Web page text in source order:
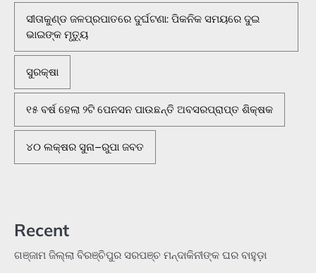
ସୀତାକୁଣ୍ଡ ଜଳପ୍ରପାତରେ ଦୁର୍ଘଟଣା: ପିକନିକ ସମୟରେ ଦୁଇ
ଭାଇଙ୍କ ମୃତ୍ୟୁ
ସୁରକ୍ଷା
୧୫ ବର୍ଷ ହେଲା ୨ଟି ପେନସନ ପାଉଛନ୍ତି ଅବସରପ୍ରାପ୍ତ ଶିକ୍ଷକ
୪୦ ଲକ୍ଷର ସୁନା–ରୁପା ଜବତ
Recent
ଗଞ୍ଜାମ ଜିଲ୍ଲା ବିରଞ୍ଚିପୁର ସରପଞ୍ଚ ମନ୍ଦାକିନୀଙ୍କ ଘର ବାହୁଡ଼ା